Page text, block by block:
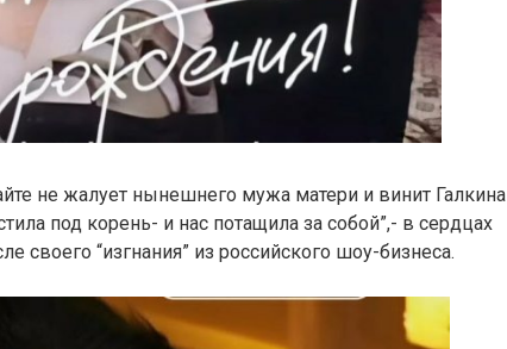
не жалует нынешнего мужа матери и винит Галкина
под корень- и нас потащила за собой”,- в сердцах
своего “изгнания” из российского шоу-бизнеса.